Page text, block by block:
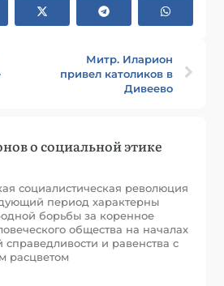
Митр. Иларион
привел католиков в
Дивеево
о социальной этике
социалистическая революция
период характерны
борьбы за коренное
общества на началах
и равенства с
расцветом